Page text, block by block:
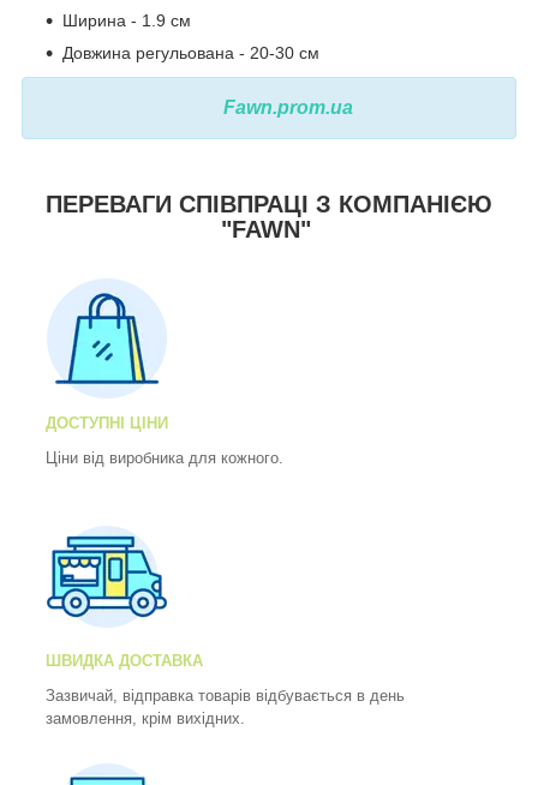
Ширина - 1.9 см
Довжина регульована - 20-30 см
Fawn.prom.ua
ПЕРЕВАГИ СПІВПРАЦІ З КОМПАНІЄЮ
"FAWN"
ДОСТУПНІ ЦІНИ
Ціни від виробника для кожного.
ШВИДКА ДОСТАВКА
Зазвичай, відправка товарів відбувається в день
замовлення, крім вихідних.